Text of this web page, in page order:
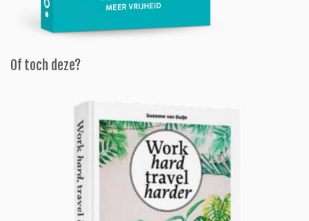
Of toch deze?